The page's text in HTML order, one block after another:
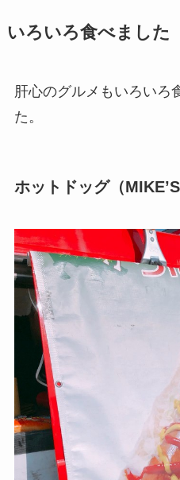
いろいろ食べました
肝心のグルメもいろいろ
た。
ホットドッグ（